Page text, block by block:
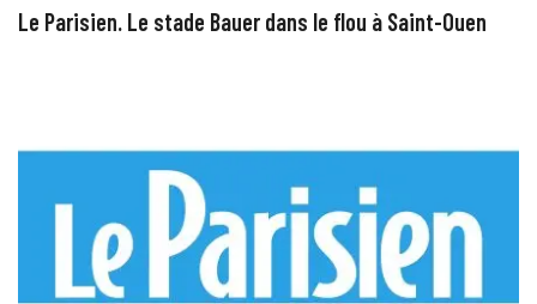
Le Parisien. Le stade Bauer dans le flou à Saint-Ouen